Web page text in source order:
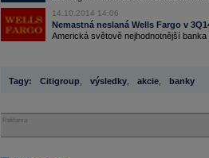
14.10.2014 14:06
Nemastná neslaná Wells Fargo v
Americká světově nejhodnotnější banka
Tagy: Citigroup, výsledky, akcie, banky
Reklama